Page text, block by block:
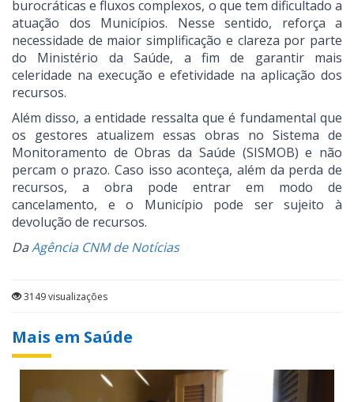
burocráticas e fluxos complexos, o que tem dificultado a
atuação dos Municípios. Nesse sentido, reforça a
necessidade de maior simplificação e clareza por parte
do Ministério da Saúde, a fim de garantir mais
celeridade na execução e efetividade na aplicação dos
recursos.
Além disso, a entidade ressalta que é fundamental que
os gestores atualizem essas obras no Sistema de
Monitoramento de Obras da Saúde (SISMOB) e não
percam o prazo. Caso isso aconteça, além da perda de
recursos, a obra pode entrar em modo de
cancelamento, e o Município pode ser sujeito à
devolução de recursos.
DaAgência CNM de Notícias
3149 visualizações
Mais em Saúde